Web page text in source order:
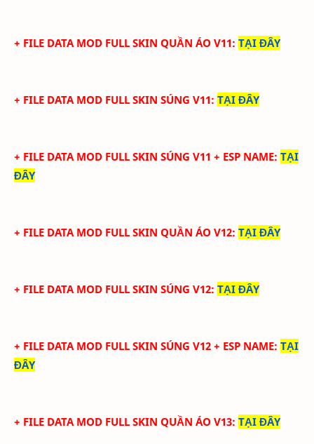
+ FILE DATA MOD FULL SKIN QUẦN ÁO V11: TẠI ĐÂY
+ FILE DATA MOD FULL SKIN SÚNG V11: TẠI ĐÂY
+ FILE DATA MOD FULL SKIN SÚNG V11 + ESP NAME: TẠI
ĐÂY
+ FILE DATA MOD FULL SKIN QUẦN ÁO V12: TẠI ĐÂY
+ FILE DATA MOD FULL SKIN SÚNG V12: TẠI ĐÂY
+ FILE DATA MOD FULL SKIN SÚNG V12 + ESP NAME: TẠI
ĐÂY
+ FILE DATA MOD FULL SKIN QUẦN ÁO V13: TẠI ĐÂY